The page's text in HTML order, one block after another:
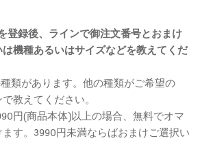
登録後、ラインで御注文番号とおまけ
機種あるいはサイズなどを教えてくだ
類があります。他の種類がご希望の
教えてください。
円(商品本体)以上の場合、無料でオマ
す。3990円未満ならばおまけご選択い